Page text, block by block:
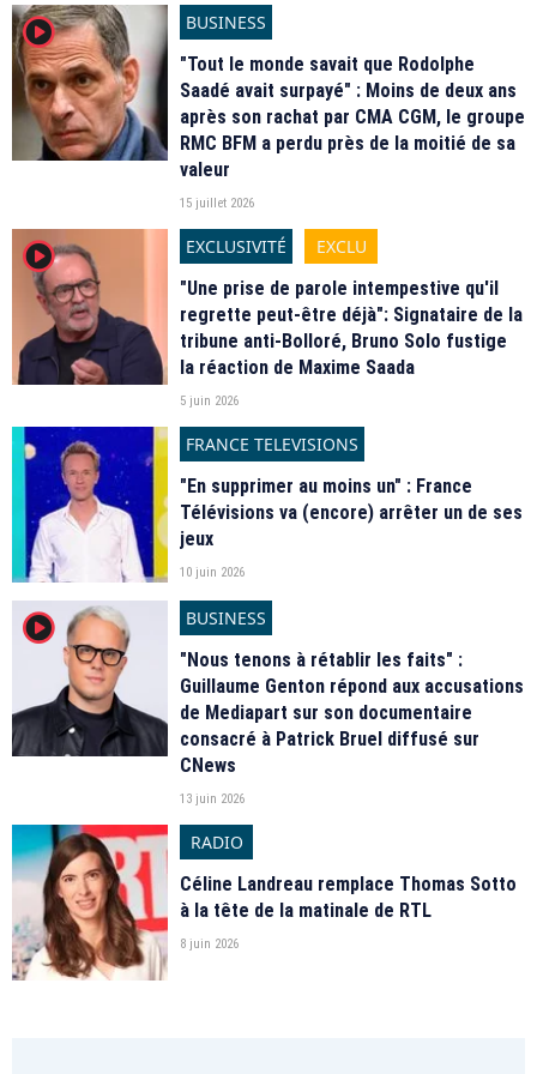
player2
BUSINESS
"Tout le monde savait que Rodolphe
Saadé avait surpayé" : Moins de deux ans
après son rachat par CMA CGM, le groupe
RMC BFM a perdu près de la moitié de sa
valeur
15 juillet 2026
player2 EXCLUSIVITÉ
EXCLU
"Une prise de parole intempestive qu'il
regrette peut-être déjà": Signataire de la
tribune anti-Bolloré, Bruno Solo fustige
la réaction de Maxime Saada
5 juin 2026
FRANCE TELEVISIONS
"En supprimer au moins un" : France
Télévisions va (encore) arrêter un de ses
jeux
10 juin 2026
player2
BUSINESS
"Nous tenons à rétablir les faits" :
Guillaume Genton répond aux accusations
de Mediapart sur son documentaire
consacré à Patrick Bruel diffusé sur
CNews
13 juin 2026
RADIO
Céline Landreau remplace Thomas Sotto
à la tête de la matinale de RTL
8 juin 2026